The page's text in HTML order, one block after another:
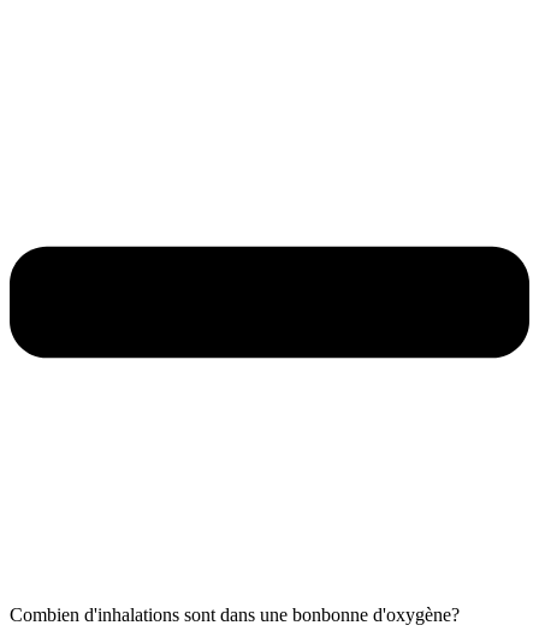
Combien d'inhalations sont dans une bonbonne d'oxygène?